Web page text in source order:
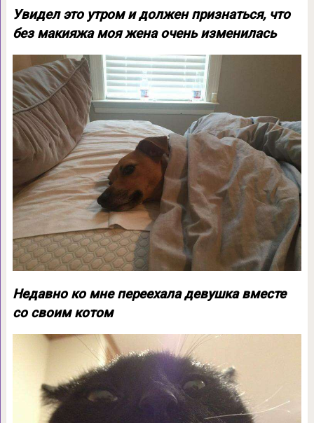
Увидел это утром и должен признаться, что
без макияжа моя жена очень изменилась
Недавно ко мне переехала девушка вместе
со своим котом